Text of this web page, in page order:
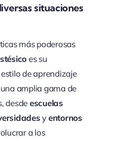
situaciones
más poderosas
es su
estilo de aprendizaje
amplia gama de
desdeescuelas
yentornos
a los